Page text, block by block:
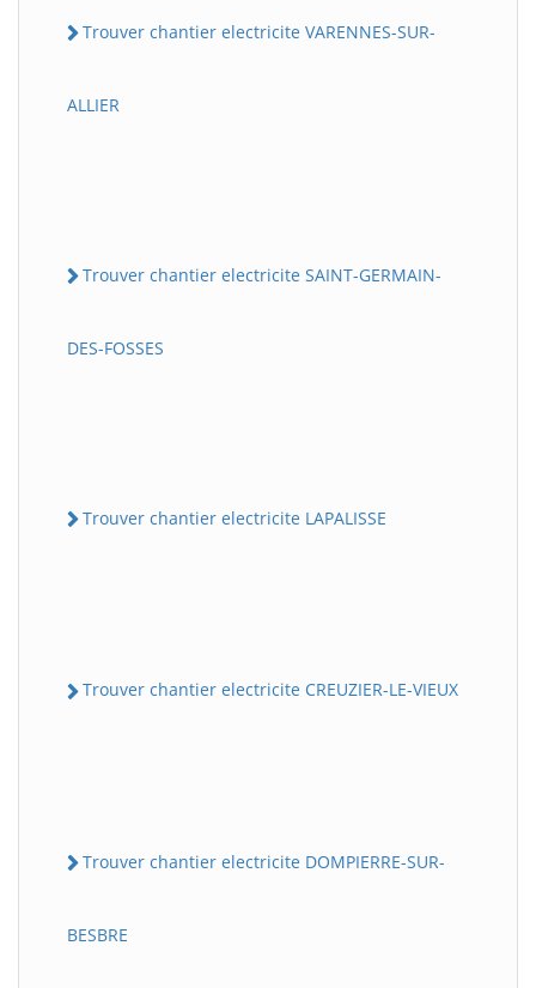
Trouver chantier electricite VARENNES-SUR-
ALLIER
Trouver chantier electricite SAINT-GERMAIN-
DES-FOSSES
Trouver chantier electricite LAPALISSE
Trouver chantier electricite CREUZIER-LE-VIEUX
Trouver chantier electricite DOMPIERRE-SUR-
BESBRE